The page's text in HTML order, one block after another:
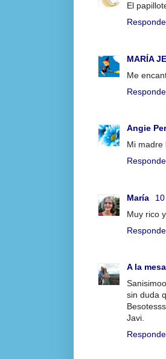
El
MARÍA
Me
Angie
Mi madre
María
Muy rico
A la mesa
sin duda
Javi.